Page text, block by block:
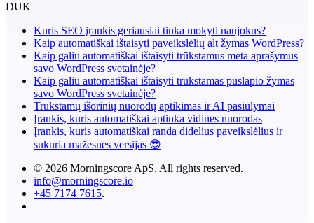
DUK
Kuris SEO įrankis geriausiai tinka mokyti naujokus?
Kaip automatiškai ištaisyti paveikslėlių alt žymas WordPress?
Kaip galiu automatiškai ištaisyti trūkstamus meta aprašymus
savo WordPress svetainėje?
Kaip galiu automatiškai ištaisyti trūkstamas puslapio žymas
savo WordPress svetainėje?
Trūkstamų išorinių nuorodų aptikimas ir AI pasiūlymai
Įrankis, kuris automatiškai aptinka vidines nuorodas
Įrankis, kuris automatiškai randa didelius paveikslėlius ir
sukuria mažesnes versijas 😎
© 2026 Morningscore ApS. All rights reserved.
info@morningscore.io
+45 7174 7615.